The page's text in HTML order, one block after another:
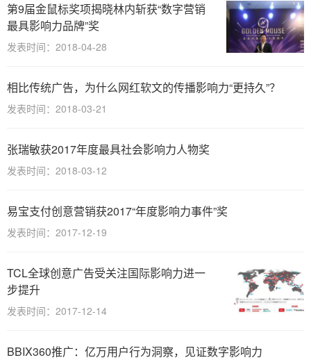
第9届金鼠标奖项揭晓林内斩获“数字营销
最具影响力品牌”奖
发表时间：2018-04-28
相比传统广告，为什么网红软文的传播影响力“更持久”？
发表时间：2018-03-21
张瑞敏获2017年度最具社会影响力人物奖
发表时间：2018-03-12
易宝支付创意营销获2017“年度影响力事件”奖
发表时间：2017-12-19
TCL全球创意广告受关注国际影响力进一
步提升
发表时间：2017-12-14
BBIX360推广：亿万用户行为洞察，见证数字影响力